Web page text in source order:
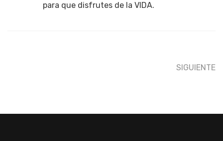
para que disfrutes de la VIDA.
SIGUIENTE